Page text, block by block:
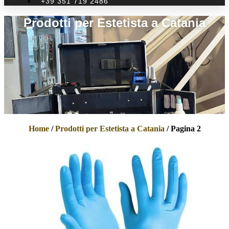
Prodotti per Estetista a Catania
Home/Prodotti per Estetista a Catania / Pagina 2